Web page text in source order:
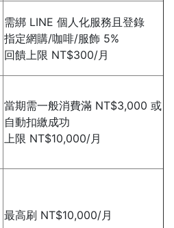
需綁 LINE 個人化服務且登錄
指定網購/咖啡/服飾 5%
回饋上限 NT$300/月
當期需一般消費滿 NT$3,000 或
自動扣繳成功
上限 NT$10,000/月
最高刷 NT$10,000/月